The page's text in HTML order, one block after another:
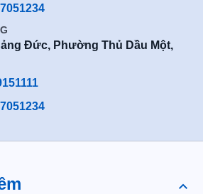
Đức, Phường Thủ Dầu Một,